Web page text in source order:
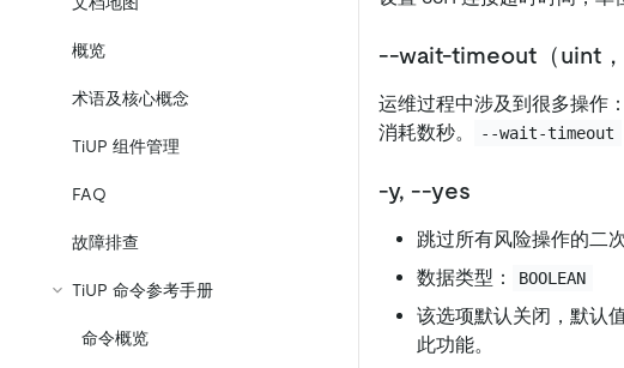
概览
术语及核心概念
TiUP 组件管理
FAQ
故障排查
TiUP 命令参考手册
命令概览
--wait-timeout（uint，
运维过程中涉及到很多操作
消耗数秒。
--wait-timeout
-y, --yes
跳过所有风险操作的二
数据类型：
BOOLEAN
该选项默认关闭，默认
此功能。